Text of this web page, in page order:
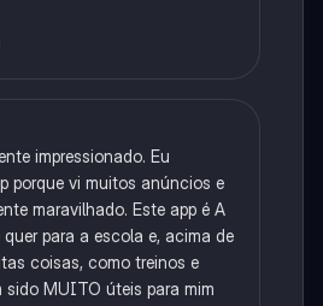
impressionado. Eu
porque vi muitos anúncios e
maravilhado. Este app é A
para a escola e, acima de
coisas, como treinos e
sido MUITO úteis para mim